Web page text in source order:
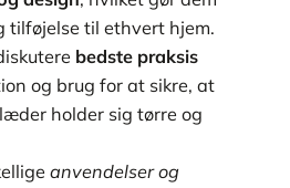
tilføjelse til ethvert hjem.
bedste praksis
og brug for at sikre, at
holder sig tørre og
anvendelser og